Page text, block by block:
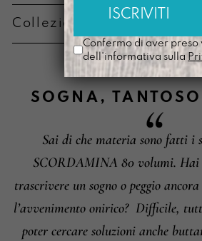
Metodi di pagamento
Informazioni su cambi e resi
Collezione di
SOGNA ,
Sai di che materia sono fatti i
SCORDAMINA 80 volumi. Hai
trascrivere un sogno o peggio
l’avvenimento onirico? Difficile,
poter cercare soluzioni anche
Confermo di aver preso
dell'informativa sulla